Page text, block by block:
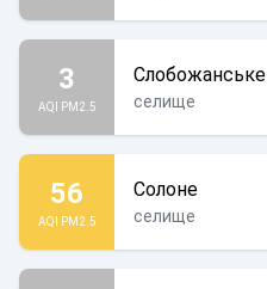
3
AQI PM2.5
Слобожанське
селище
56
AQI PM2.5
Солоне
селище